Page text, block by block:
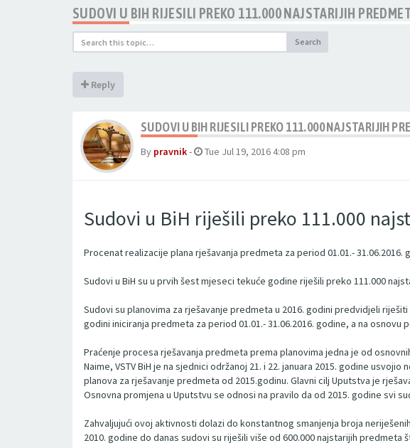
SUDOVI U BIH RIJESILI PREKO 111.000 NAJSTARIJIH
Search
Reply
SUDOVI U BIH RIJESILI PREKO 111.000 NAJSTARIJIH
By pravnik- Tue Jul 19, 2016 4:08 pm
Sudovi u BiH riješili preko 111.000
Procenat realizacije plana rješavanja predmeta za period 01.01.- 31.06.2016.
Sudovi u BiH su u prvih šest mjeseci tekuće godine riješili preko 111.000
Sudovi su planovima za rješavanje predmeta u 2016. godini predvidjeli
godini iniciranja predmeta za period 01.01.- 31.06.2016. godine, a na osnovu
Praćenje procesa rješavanja predmeta prema planovima jedna je od
Naime, VSTV BiH je na sjednici održanoj 21. i 22. januara 2015. godine
planova za rješavanje predmeta od 2015.godinu. Glavni cilj Uputstva je
Osnovna promjena u Uputstvu se odnosi na pravilo da od 2015. godine svi
Zahvaljujući ovoj aktivnosti dolazi do konstantnog smanjenja broja
2010. godine do danas sudovi su riješili više od 600.000 najstarijih